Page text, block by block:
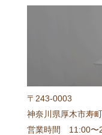
〒243-0003
神奈川県厚木市寿
営業時間 11:00〜